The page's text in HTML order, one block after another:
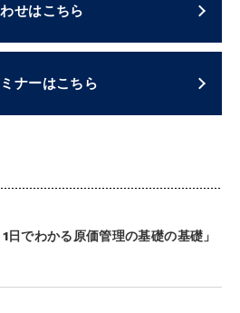
せはこちら
ナーはこちら
でわかる原価管理の基礎の基礎」